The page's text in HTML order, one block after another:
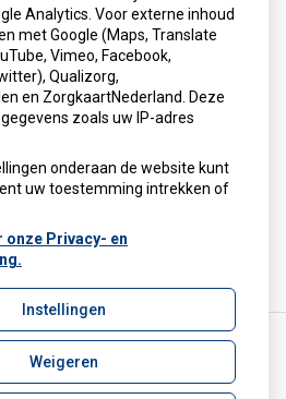
de huisarts
Online |Beheer
Analytics. Voor externe inhoud
met Google (Maps, Translate
Vimeo, Facebook,
Qualizorg,
en ZorgkaartNederland. Deze
zoals uw IP-adres
onderaan de website kunt
uw toestemming intrekken of
onze Privacy- en
Instellingen
Weigeren